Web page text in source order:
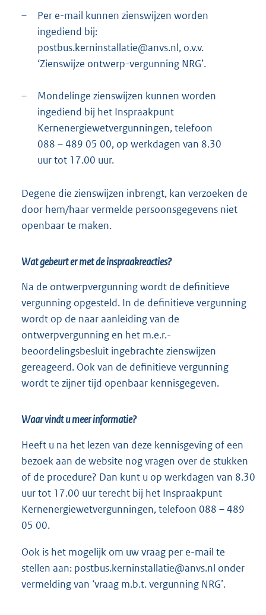
–
Per e-mail kunnen zienswijzen worden
ingediend bij:
postbus.kerninstallatie@anvs.nl, o.v.v.
‘Zienswijze ontwerp-vergunning NRG’.
–
Mondelinge zienswijzen kunnen worden
ingediend bij het Inspraakpunt
Kernenergiewetvergunningen, telefoon
088 – 489 05 00, op werkdagen van 8.30
uur tot 17.00 uur.
Degene die zienswijzen inbrengt, kan verzoeken de
door hem/haar vermelde persoonsgegevens niet
openbaar te maken.
Wat gebeurt er met de inspraakreacties?
Na de ontwerpvergunning wordt de definitieve
vergunning opgesteld. In de definitieve vergunning
wordt op de naar aanleiding van de
ontwerpvergunning en het m.e.r.-
beoordelingsbesluit ingebrachte zienswijzen
gereageerd. Ook van de definitieve vergunning
wordt te zijner tijd openbaar kennisgegeven.
Waar vindt u meer informatie?
Heeft u na het lezen van deze kennisgeving of een
bezoek aan de website nog vragen over de stukken
of de procedure? Dan kunt u op werkdagen van 8.30
uur tot 17.00 uur terecht bij het Inspraakpunt
Kernenergiewetvergunningen, telefoon 088 – 489
05 00.
Ook is het mogelijk om uw vraag per e-mail te
stellen aan: postbus.kerninstallatie@anvs.nl onder
vermelding van ‘vraag m.b.t. vergunning NRG’.